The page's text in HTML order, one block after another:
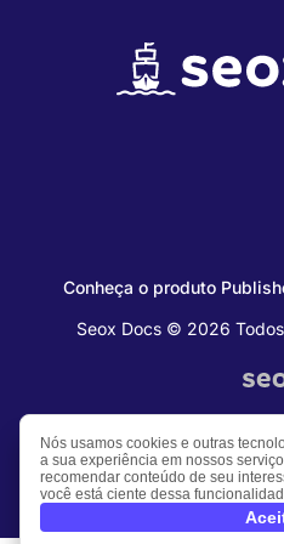
Seox Docs © 2026
Conheça o produto
Nós usamos cookies e outras
a sua experiência em nossos
recomendar conteúdo de seu
você está ciente dessa